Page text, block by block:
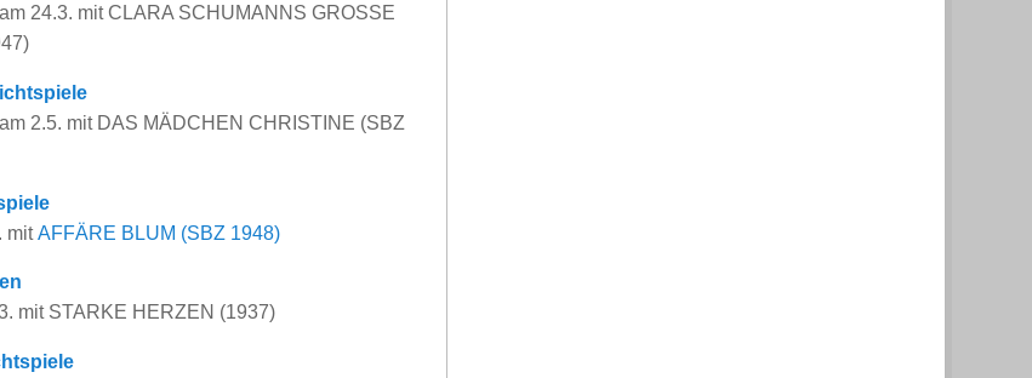
24.3. mit CLARA SCHUMANNS GROSSE
2.5. mit DAS MÄDCHEN CHRISTINE (SBZ
mitAFFÄRE BLUM (SBZ 1948)
mit STARKE HERZEN (1937)